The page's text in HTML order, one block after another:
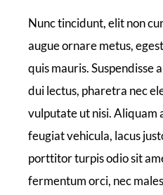
Nunc tincidunt, elit non
augue ornare metus,
quis mauris. Suspendisse
dui lectus, pharetra nec
vulputate ut nisi. Aliquam
feugiat vehicula, lacus
porttitor turpis odio sit
fermentum orci, nec